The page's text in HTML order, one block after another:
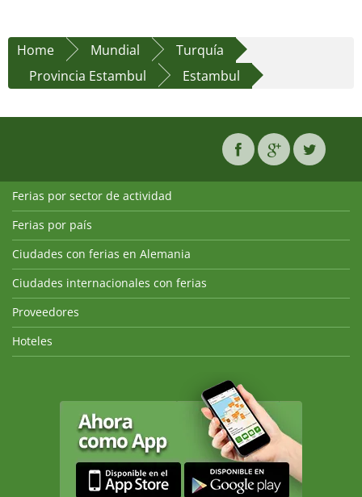
Home Mundial
Turquía
Provincia Estambul
Estambul
Ferias por sector de actividad
Ferias por país
Ciudades con ferias en Alemania
Ciudades internacionales con ferias
Proveedores
Hoteles